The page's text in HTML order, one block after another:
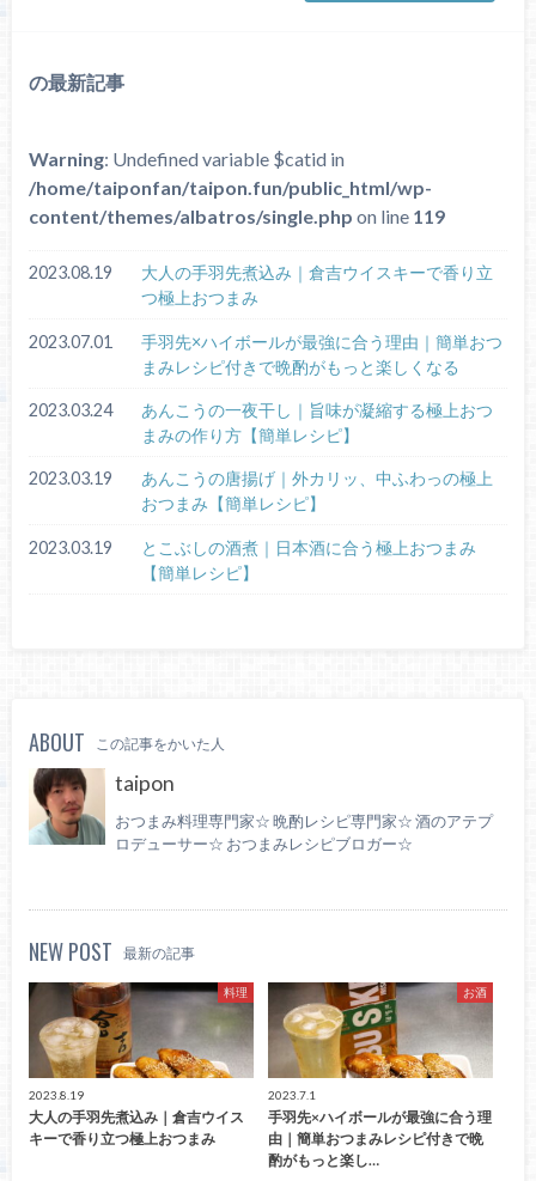
の最新記事
Warning: Undefined variable $catid in
/home/taiponfan/taipon.fun/public_html/wp-
content/themes/albatros/single.php on line 119
2023.08.19
大人の手羽先煮込み｜倉吉ウイスキーで香り立
つ極上おつまみ
2023.07.01
手羽先×ハイボールが最強に合う理由｜簡単おつ
まみレシピ付きで晩酌がもっと楽しくなる
2023.03.24
あんこうの一夜干し｜旨味が凝縮する極上おつ
まみの作り方【簡単レシピ】
2023.03.19
あんこうの唐揚げ｜外カリッ、中ふわっの極上
おつまみ【簡単レシピ】
2023.03.19
とこぶしの酒煮｜日本酒に合う極上おつまみ
【簡単レシピ】
ABOUT この記事をかいた人
taipon
おつまみ料理専門家☆ 晩酌レシピ専門家☆ 酒のアテプ
ロデューサー☆ おつまみレシピブロガー☆
NEW POST 最新の記事
料理
2023.8.19
大人の手羽先煮込み｜倉吉ウイス
キーで香り立つ極上おつまみ
お酒
2023.7.1
手羽先×ハイボールが最強に合う理
由｜簡単おつまみレシピ付きで晩
酌がもっと楽し…